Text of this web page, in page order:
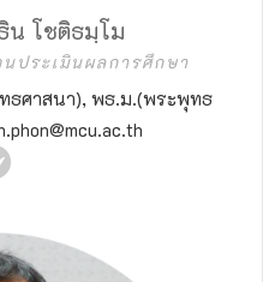
น โชติธมฺโม
ประเมินผลการศึกษา
ธศาสนา), พธ.ม.(พระพุทธ